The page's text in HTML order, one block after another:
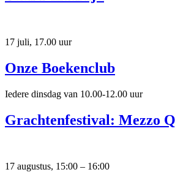
17 juli, 17.00 uur
Onze Boekenclub
Iedere dinsdag van 10.00-12.00 uur
Grachtenfestival: Mezzo
17 augustus, 15:00 – 16:00